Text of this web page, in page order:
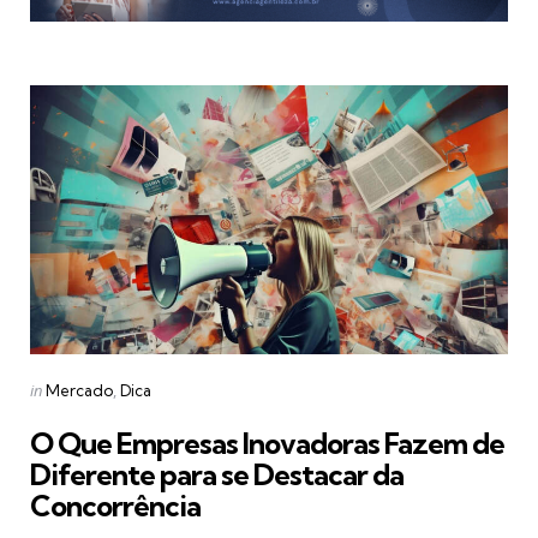
Categories
Posted
inMercado Dica
O Que Empresas Inovadoras Fazem de
Diferente para se Destacar da
Concorrência